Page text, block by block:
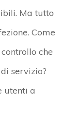
Ma tutto
Come
che
servizio?
utenti a